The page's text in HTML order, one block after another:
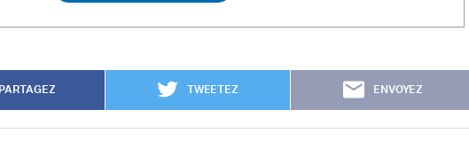
TWEETEZ ENVOYEZ